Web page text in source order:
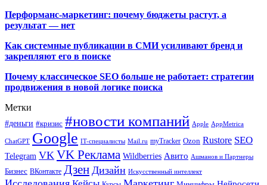
Перформанс-маркетинг: почему бюджеты растут, а
результат — нет
Как системные публикации в СМИ усиливают бренд и
закрепляют его в поиске
Почему классическое SEO больше не работает: стратегии
продвижения в новой логике поиска
Метки
#деньги #кризис #новости компаний Apple AppMetrica
ChatGPT Google IT-специалисты Mail.ru myTracker Ozon Rustore SEO
Telegram VK VK Реклама Wildberries Авито Ашманов и Партнеры
Бизнес ВКонтакте Дзен Дизайн Искусственный интеллект